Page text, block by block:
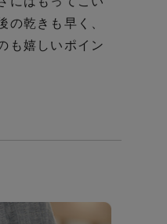
の乾きも早く、
も嬉しいポイン